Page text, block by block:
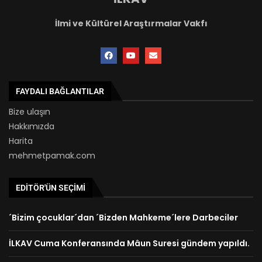
İlmi ve Kültürel Araştırmalar Vakfı
FAYDALI BAĞLANTILAR
Bize ulaşın
Hakkımızda
Harita
mehmetpamak.com
EDITÖR'ÜN SEÇIMI
´Bizim çocuklar´dan ´Bizden Mahkeme´lere Darbeciler
İLKAV Cuma Konferansında Mâun Suresi gündem yapıldı.